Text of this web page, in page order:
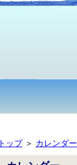
トップ＞ カレンダー